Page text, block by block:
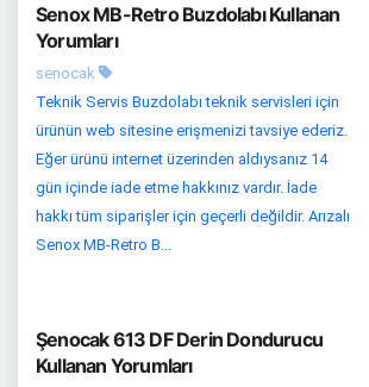
Senox MB-Retro Buzdolabı Kullanan
Yorumları
senocak
Teknik Servis Buzdolabı teknik servisleri için
ürünün web sitesine erişmenizi tavsiye ederiz.
Eğer ürünü internet üzerinden aldıysanız 14
gün içinde iade etme hakkınız vardır. İade
hakkı tüm siparişler için geçerli değildir. Arızalı
Senox MB-Retro B...
Şenocak 613 DF Derin Dondurucu
Kullanan Yorumları